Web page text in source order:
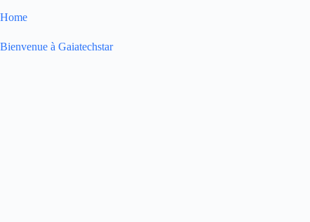
Home
Bienvenue à Gaiatechstar